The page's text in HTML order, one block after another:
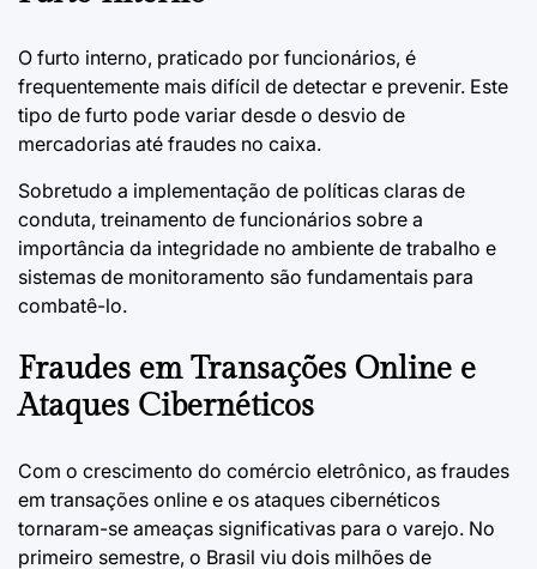
O furto interno, praticado por funcionários, é
frequentemente mais difícil de detectar e prevenir. Este
tipo de furto pode variar desde o desvio de
mercadorias até fraudes no caixa.
Sobretudo a implementação de políticas claras de
conduta, treinamento de funcionários sobre a
importância da integridade no ambiente de trabalho e
sistemas de monitoramento são fundamentais para
combatê-lo.
Fraudes em Transações Online e
Ataques Cibernéticos
Com o crescimento do comércio eletrônico, as fraudes
em transações online e os ataques cibernéticos
tornaram-se ameaças significativas para o varejo. No
primeiro semestre, o Brasil viu dois milhões de